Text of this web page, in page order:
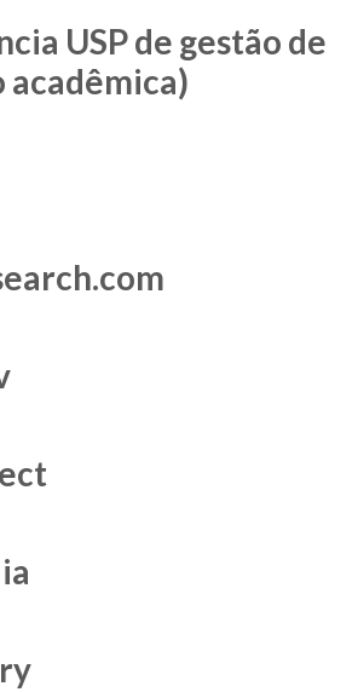
USP de gestão de